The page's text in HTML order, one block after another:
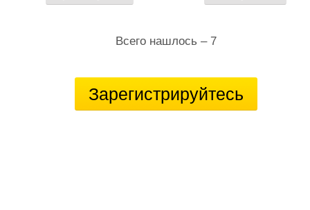
Всего нашлось – 7
Зарегистрируйтесь